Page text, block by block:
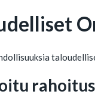
rahoitus